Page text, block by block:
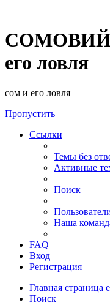
СОМОВИЙ
его ловля
сом и его ловля
Пропустить
Ссылки
Темы без
Активные
Поиск
Наша
FAQ
Вход
Регистрация
Главная страница
Поиск